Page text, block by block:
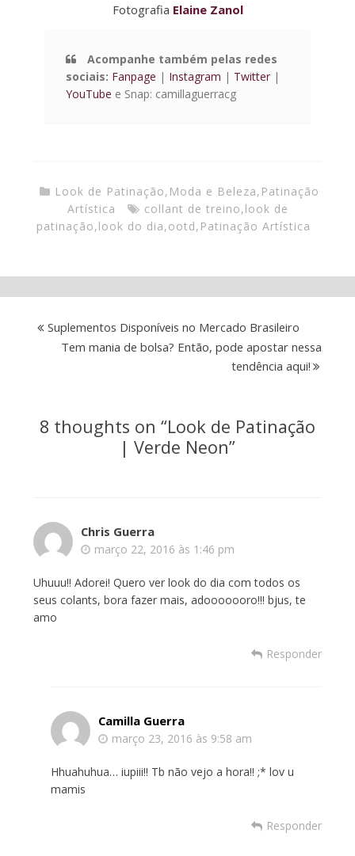
Fotografia Elaine Zanol
Acompanhe também pelas redes
sociais: Fanpage | Instagram | Twitter|
YouTube e Snap: camillaguerracg
Look de Patinação, Moda e Beleza, Patinação
Artística
collant de treino,look de
patinação,look do dia,ootd, Patinação Artística
Suplementos Disponíveis no Mercado Brasileiro
Tem mania de bolsa? Então, pode apostar nessa
tendência aqui!
8 thoughts on “Look de Patinação
| Verde Neon”
Chris Guerra
março 22, 2016 às 1:46 pm
Uhuuu!! Adorei! Quero ver look do dia com todos os
seus colants, bora fazer mais, adooooooro!!! bjus, te
amo
Responder
Camilla Guerra
março 23, 2016 às 9:58 am
Hhuahuhua… iupiii!! Tb não vejo a hora!! ;* lov u
mamis
Responder